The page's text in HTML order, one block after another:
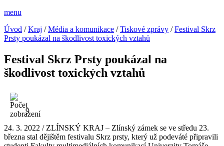
menu
Úvod /Kraj /Média a komunikace /Tiskové zprávy /Festival Skrz
Prsty poukázal na škodlivost toxických vztahů
Festival Skrz Prsty poukázal na
škodlivost toxických vztahů
9
24. 3. 2022 / ZLÍNSKÝ KRAJ – Zlínský zámek se ve středu 23.
března stal dějištěm festivalu Skrz prsty, který už podeváté připravili